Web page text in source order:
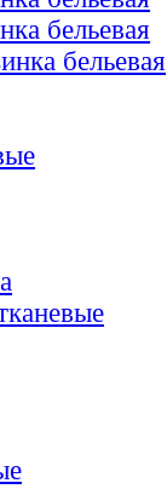
бельевая
бельевая